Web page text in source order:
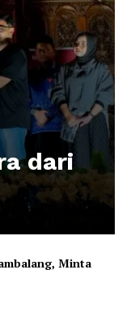
dari
Minta